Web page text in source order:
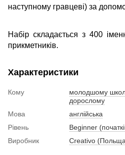
наступному гравцеві) за
Набір складається з 400
прикметників.
Характеристики
Кому молодшому
дорослому
Мова
англійська
Рівень
Beginner
Виробник
Creativo